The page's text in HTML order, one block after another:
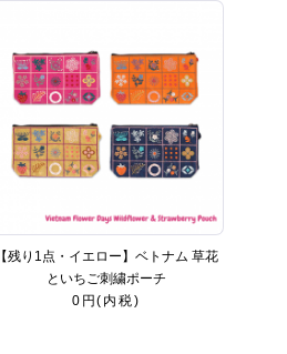
【残り1点・イエロー】ベトナム 草花
といちご刺繍ポーチ
0円(内税)